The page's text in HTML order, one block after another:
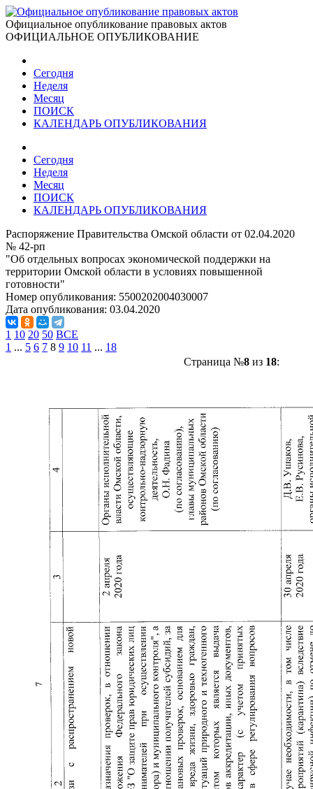
Официальное опубликование правовых актов
ОФИЦИАЛЬНОЕ ОПУБЛИКОВАНИЕ
Сегодня
Неделя
Месяц
ПОИСК
КАЛЕНДАРЬ ОПУБЛИКОВАНИЯ
Сегодня
Неделя
Месяц
ПОИСК
КАЛЕНДАРЬ ОПУБЛИКОВАНИЯ
Распоряжение Правительства Омской области от 02.04.2020
№ 42-рп
"Об отдельных вопросах экономической поддержки на
территории Омской области в условиях повышенной
готовности"
Номер опубликования: 5500202004030007
Дата опубликования: 03.04.2020
1 10 20 50 ВСЕ
1 ... 5 6 7 8 9 10 11 ... 18
Страница №8из 18: